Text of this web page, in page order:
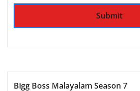
Bigg Boss Malayalam Season 7